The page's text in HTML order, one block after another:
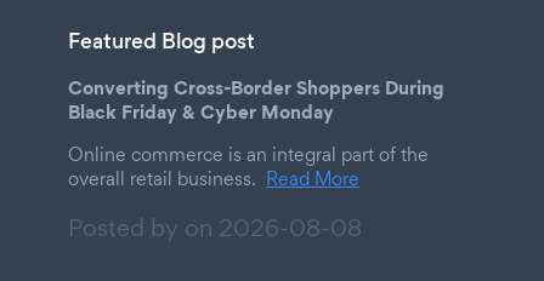
Featured Blog post
Converting Cross-Border Shoppers During
Black Friday & Cyber Monday
Online commerce is an integral part of the
overall retail business. Read More
Posted by on 2026-08-08